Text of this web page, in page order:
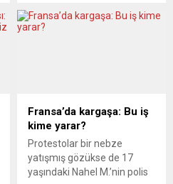
maske kullanma
kapsamında alınan yeni
kararları basın toplantısında
kamuoyuyla paylaştı.
Nehammer, Omicron
varyantının yeni bir sınama
ve tehdit olduğuna...
Fransa’da kargaşa: Bu iş
kime yarar?
Protestolar bir nebze
yatışmış gözükse de 17
yaşındaki Nahel M.’nin polis